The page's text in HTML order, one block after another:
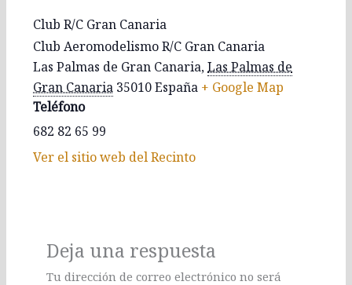
Club R/C Gran Canaria
Club Aeromodelismo R/C Gran Canaria
Las Palmas de Gran Canaria, Las Palmas de
Gran Canaria 35010 España + Google Map
Teléfono
682 82 65 99
Ver el sitio web del Recinto
Deja una respuesta
Tu dirección de correo electrónico no será